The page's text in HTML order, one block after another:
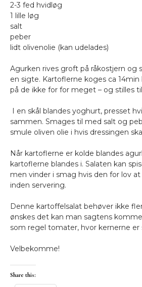
2-3 fed hvidløg
1 lille løg
salt
peber
lidt olivenolie (kan udelades)
Agurken rives groft på råkostjern og
en sigte. Kartoflerne koges ca 14min
på de ikke for for meget – og stilles
I en skål blandes yoghurt, presset
sammen. Smages til med salt og
smule oliven olie i hvis dressingen
Når kartoflerne er kolde blandes
kartoflerne blandes i. Salaten kan
men vinder i smag hvis den for lov
inden servering.
Denne kartoffelsalat behøver ikke
ønskes det kan man sagtens
som regel tomater, hvor kernerne er
Velbekomme!
Share this: